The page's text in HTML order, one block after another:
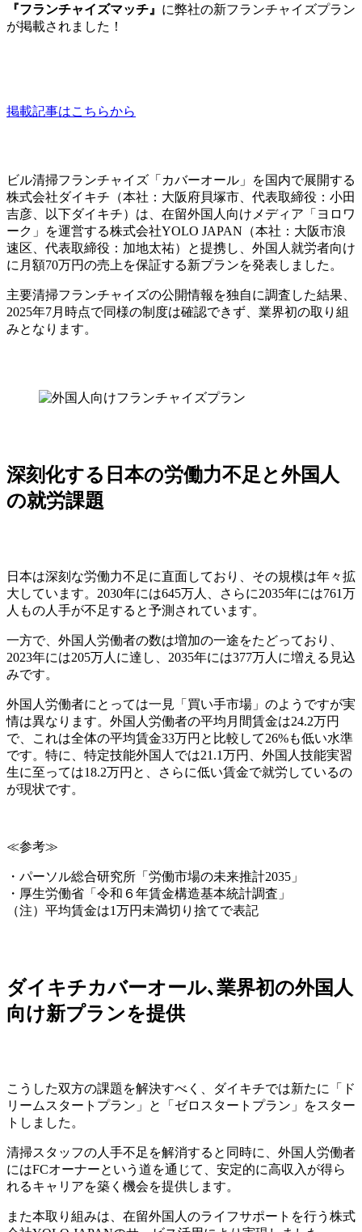
『フランチャイズマッチ』 に弊社の新フランチャイズプラン
が掲載されました！
掲載記事はこちらから
ビル清掃フランチャイズ「カバーオール」を国内で展開する
株式会社ダイキチ（本社：大阪府貝塚市、代表取締役：小田
吉彦、以下ダイキチ）は、在留外国人向けメディア「ヨロワ
ーク」を運営する株式会社YOLO JAPAN（本社：大阪市浪
速区、代表取締役：加地太祐）と提携し、外国人就労者向け
に月額70万円の売上を保証する新プランを発表しました。
主要清掃フランチャイズの公開情報を独自に調査した結果、
2025年7月時点で同様の制度は確認できず、業界初の取り組
みとなります。
深刻化する日本の労働力不足と外国人
の就労課題
日本は深刻な労働力不足に直面しており、その規模は年々拡
大しています。2030年には645万人、さらに2035年には761万
人もの人手が不足すると予測されています。
一方で、外国人労働者の数は増加の一途をたどっており、
2023年には205万人に達し、2035年には377万人に増える見込
みです。
外国人労働者にとっては一見「買い手市場」のようですが実
情は異なります。外国人労働者の平均月間賃金は24.2万円
で、これは全体の平均賃金33万円と比較して26%も低い水準
です。特に、特定技能外国人では21.1万円、外国人技能実習
生に至っては18.2万円と、さらに低い賃金で就労しているの
が現状です。
≪参考≫
・パーソル総合研究所「労働市場の未来推計2035」
・厚生労働省「令和６年賃金構造基本統計調査」
（注）平均賃金は1万円未満切り捨てで表記
ダイキチカバーオール､業界初の外国人
向け新プランを提供
こうした双方の課題を解決すべく、ダイキチでは新たに「ド
リームスタートプラン」と「ゼロスタートプラン」をスター
トしました。
清掃スタッフの人手不足を解消すると同時に、外国人労働者
にはFCオーナーという道を通じて、安定的に高収入が得ら
れるキャリアを築く機会を提供します。
また本取り組みは、在留外国人のライフサポートを行う株式